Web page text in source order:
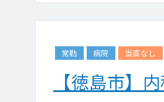
常勤 病院 当直なし
【徳島市】